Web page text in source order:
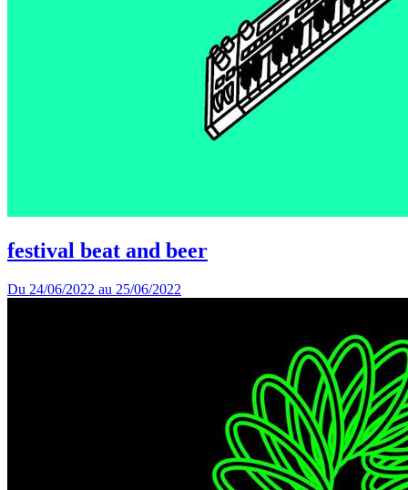
festival beat and beer
Du 24/06/2022 au 25/06/2022